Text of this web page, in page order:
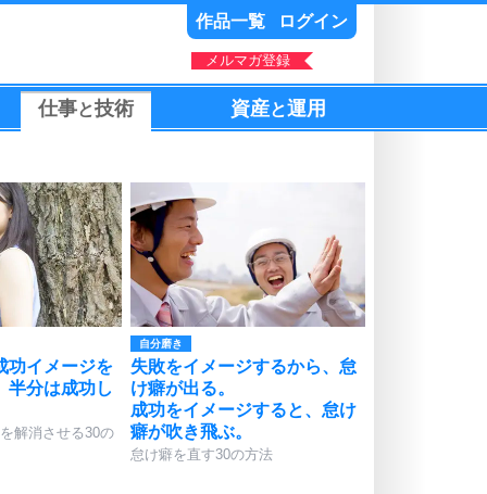
作品一覧 ログイン
メルマガ登録
仕事と技術 資産と運用
功イメージを
半分は成功し
解消させる30の
自分磨き
失敗をイメージするから、怠
け癖が出る。
成功をイメージすると、怠け
癖が吹き飛ぶ。
怠け癖を直す30の方法